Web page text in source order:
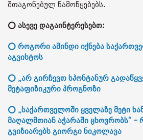
შთაგონებულ წამოწყებებს.
⭕ ასევე დაგაინტერესებთ:
⭕ როგორი ამინდი იქნება
აგვისტოს
⭕ „არ გირჩევთ სპონტანურ
მეტაფიზიკური პროგნოზი
⭕ „საქართველოში ყველაზე მეტი
მაღალმთიან აჭარაში ცხოვრობს“ -
გვიზიარებს გიორგი ნიკოლავა